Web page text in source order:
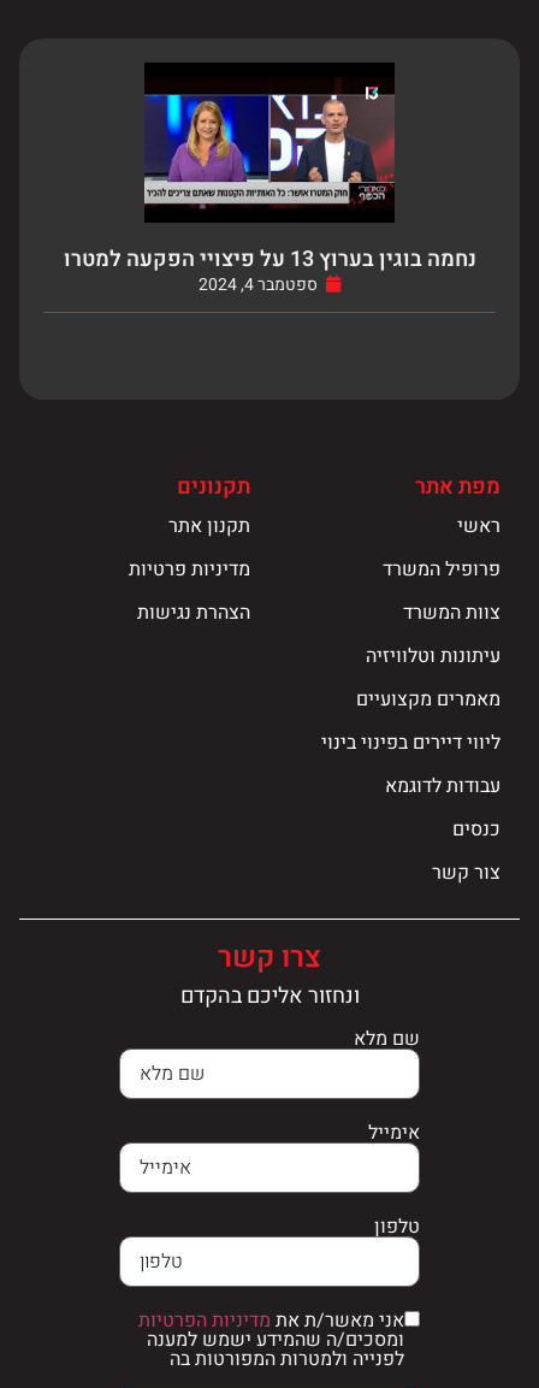
נחמה בוגין בערוץ 13 על פיצויי הפקעה למטרו
ספטמבר 4, 2024
מפת אתר
ראשי
פרופיל המשרד
צוות המשרד
עיתונות וטלוויזיה
מאמרים מקצועיים
ליווי דיירים בפינוי בינוי
עבודות לדוגמא
כנסים
צור קשר
תקנונים
תקנון אתר
מדיניות פרטיות
הצהרת נגישות
צרו קשר
ונחזור אליכם בהקדם
שם מלא
אימייל
טלפון
אני מאשר/ת את מדיניות הפרטיות
ומסכים/ה שהמידע ישמש למענה
לפנייה ולמטרות המפורטות בה